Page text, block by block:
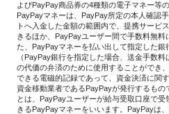
よびPayPay商品券の4種類の電子マネー等
PayPayマネーは、PayPay所定の本人確認
トへ入金した金額の範囲内で、提携サービ
きるほか、PayPayユーザー間で手数料無
た、PayPayマネーを払い出して指定した
（PayPay銀行を指定した場合、送金手数
の代価の弁済のために使用することができ
できる電磁的記録であって、資金決済に関
資金移動業者であるPayPayが発行するもの
とは、PayPayユーザーが給与受取口座で
きるPayPayマネーをいいます。PayPayは